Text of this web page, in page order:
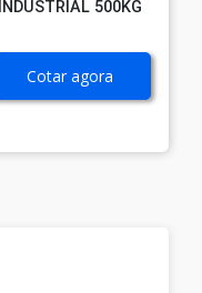
INDUSTRIAL 500KG
Cotar agora